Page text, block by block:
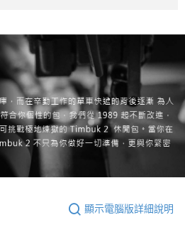
顯示電腦版詳細說明